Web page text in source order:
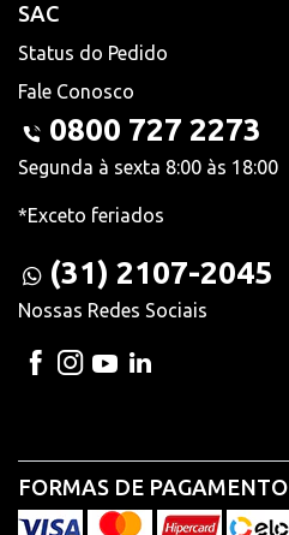
SAC
Status do Pedido
Fale Conosco
0800 727 2273
Segunda à sexta 8:00 às 18:00
*Exceto feriados
(31) 2107-2045
Nossas Redes Sociais
FORMAS DE PAGAMENTO